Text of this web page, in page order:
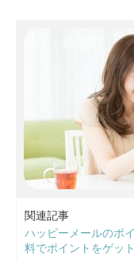
関連記事
ハッピーメールのポ
料でポイントをゲッ